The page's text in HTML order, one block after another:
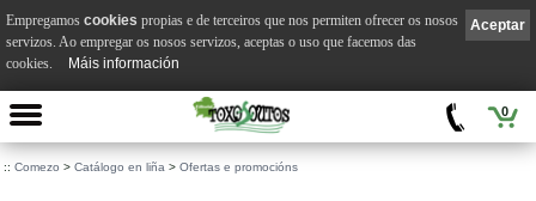
0
:: Comezo > Catálogo en liña > Ofertas e promocións
Aceptar
Empregamos cookies propias e de terceiros que nos permiten ofrecer os nosos
servizos. Ao empregar os nosos servizos, aceptas o uso que facemos das
cookies.
Máis información